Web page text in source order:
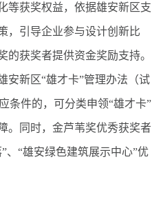
等获奖权益，依据雄安新区支
，引导企业参与设计创新比
的获奖者提供资金奖励支持。
安新区“雄才卡”管理办法（试
条件的，可分类申领“雄才卡”
。同时，金芦苇奖优秀获奖者
、“雄安绿色建筑展示中心”优